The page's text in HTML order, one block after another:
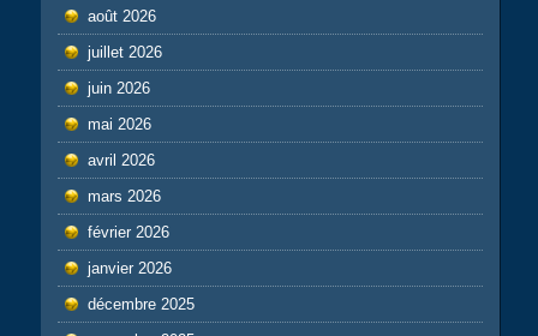
août 2026
juillet 2026
juin 2026
mai 2026
avril 2026
mars 2026
février 2026
janvier 2026
décembre 2025